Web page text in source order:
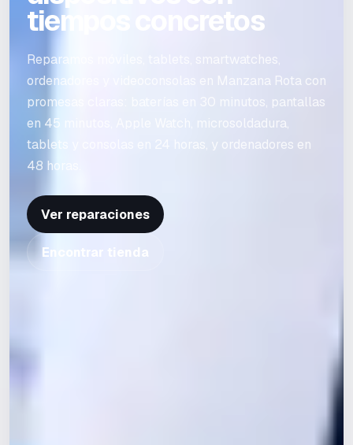
tiempos concretos
Reparamos móviles, tablets, smartwatches,
ordenadores y videoconsolas en Manzana Rota con
promesas claras: baterías en 30 minutos, pantallas
en 45 minutos, Apple Watch, microsoldadura,
tablets y consolas en 24 horas, y ordenadores en
48 horas.
Ver reparaciones
Encontrar tienda